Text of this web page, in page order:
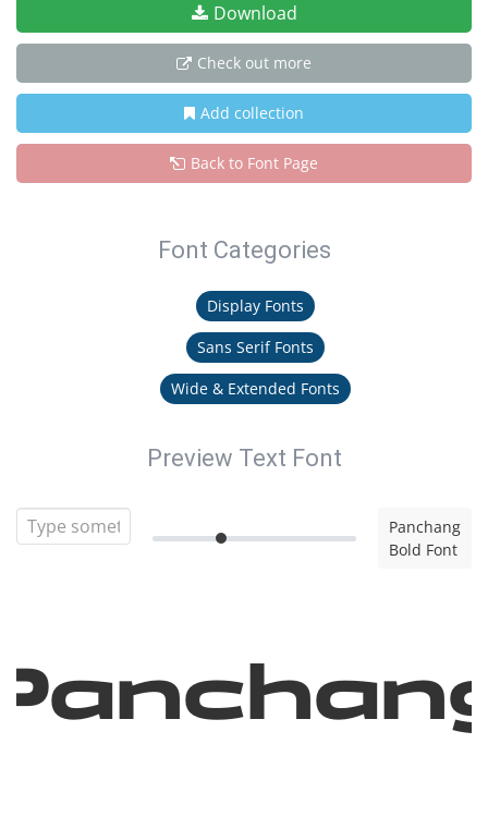
Download
Check out more
Add collection
Back to Font Page
Font Categories
Display Fonts
Sans Serif Fonts
Wide & Extended Fonts
Preview Text Font
Panchang
Bold Font